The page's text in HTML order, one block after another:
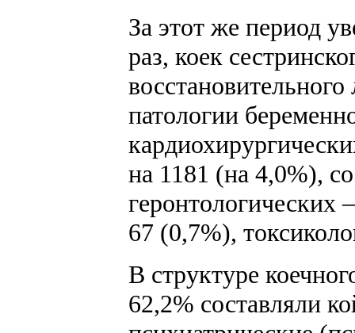
За этот же период
раз, коек
патологии
на 1181 (на 4,0%),
геронтологических
67 (0,7%),
В структуре
62,2% составляли